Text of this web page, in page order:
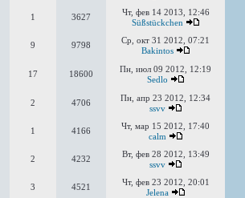
1 3627
Чт, фев 14 2013, 12:46
Süßstückchen
9 9798
Ср, окт 31 2012, 07:21
Bakintos
17 18600
Пн, июл 09 2012, 12:19
Sedlo
2 4706
Пн, апр 23 2012, 12:34
ssvv
1 4166
Чт, мар 15 2012, 17:40
calm
2 4232
Вт, фев 28 2012, 13:49
ssvv
3 4521
Чт, фев 23 2012, 20:01
Jelena